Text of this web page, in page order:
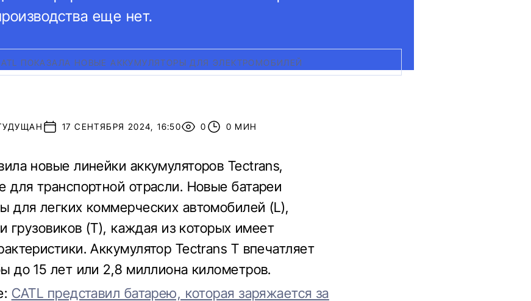
еще нет.
ПОКАЗАЛА НОВЫЕ АККУМУЛЯТОРЫ ДЛЯ ЭЛЕКТРОМОБИЛЕЙ
17 СЕНТЯБРЯ 2024, 16:50 0 0 МИН
новые линейки аккумуляторов Tectrans,
для транспортной отрасли. Новые батареи
для легких коммерческих автомобилей (L),
грузовиков (T), каждая из которых имеет
Аккумулятор Tectrans T впечатляет
до 15 лет или 2,8 миллиона километров.
CATL представил батарею, которая заряжается за